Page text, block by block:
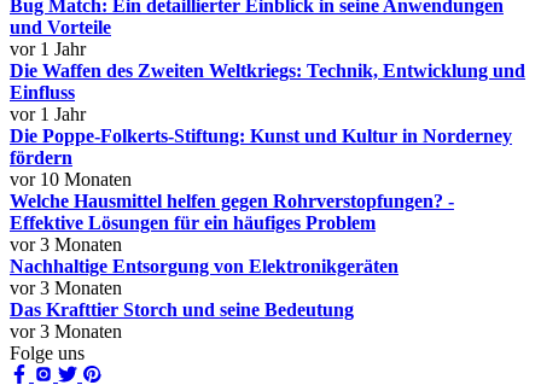
Bug Match: Ein detaillierter Einblick in seine Anwendungen
und Vorteile
vor 1 Jahr
Die Waffen des Zweiten Weltkriegs: Technik, Entwicklung und
Einfluss
vor 1 Jahr
Die Poppe-Folkerts-Stiftung: Kunst und Kultur in Norderney
fördern
vor 10 Monaten
Welche Hausmittel helfen gegen Rohrverstopfungen? -
Effektive Lösungen für ein häufiges Problem
vor 3 Monaten
Nachhaltige Entsorgung von Elektronikgeräten
vor 3 Monaten
Das Krafttier Storch und seine Bedeutung
vor 3 Monaten
Folge uns